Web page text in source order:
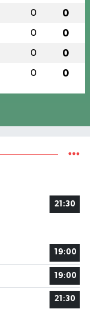
0 0
0 0
0 0
0 0
21:30
19:00
19:00
21:30